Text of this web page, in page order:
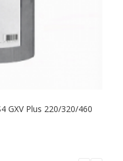
GXV Plus 220/320/460